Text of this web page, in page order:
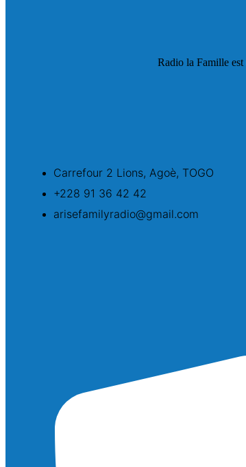
Radio la Famille
Carrefour 2 Lions, Agoè, TOGO
+228 91 36 42 42
arisefamilyradio@gmail.com